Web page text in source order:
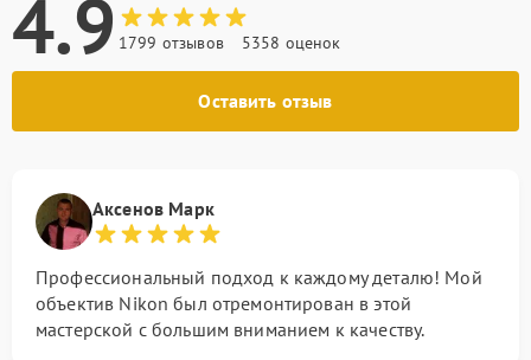
4.9 1799 отзывов 5358 оценок
Оставить отзыв
Аксенов Марк
Профессиональный подход к каждому деталю! Мой
объектив Nikon был отремонтирован в этой
мастерской с большим вниманием к качеству.